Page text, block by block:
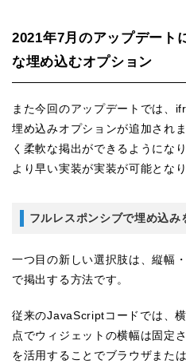
2021年7月のアップデート
な埋め込むオプション
また今回のアップデートでは、
埋め込みオプションが追加され
く柔軟な掲出ができるようにな
より早い実装が実装が可能となり
フルレスポンシブで埋め込み
一つ目の新しい選択肢は、縦幅
で掲出する方法です。
従来のJavaScriptコードでは、
点でウィジェットの横幅は固定
を活用することでブラウザまた